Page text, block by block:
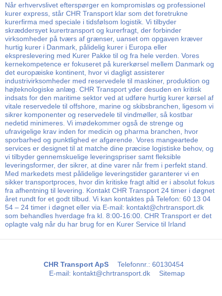
Når erhvervslivet efterspørger en kompromisløs og professionel
kurer express, står CHR Transport klar som det foretrukne
kurerfirma med speciale i tidsfølsom logistik. Vi tilbyder
skræddersyet kurertransport og kurerfragt, der forbinder
virksomheder på tværs af grænser, uanset om opgaven kræver
hurtig kurer i Danmark, pålidelig kurer i Europa eller
ekspreslevering med Kurer Pakke til og fra hele verden. Vores
kernekompetence er fokuseret på kurerkørsel mellem Danmark og
det europæiske kontinent, hvor vi dagligt assisterer
industrivirksomheder med reservedele til maskiner, produktion og
højteknologiske anlæg. CHR Transport yder desuden en kritisk
indsats for den maritime sektor ved at udføre hurtig kurer kørsel af
vitale reservedele til offshore, marine og skibsbranchen, ligesom vi
sikrer komponenter og reservedele til vindmøller, så kostbar
nedetid minimeres. Vi imødekommer også de strenge og
ufravigelige krav inden for medicin og pharma branchen, hvor
sporbarhed og punktlighed er afgørende. Vores mangeartede
services er designet til at matche dine præcise logistiske behov, og
vi tilbyder gennemskuelige leveringspriser samt fleksible
leveringsformer, der sikrer, at dine varer når frem i perfekt stand.
Med markedets mest pålidelige leveringstider garanterer vi en
sikker transportproces, hvor din kritiske fragt altid er i absolut fokus
fra afhentning til levering. Kontakt CHR Transport 24 timer i døgnet
året rundt for et godt tilbud. Vi kan kontaktes på Telefon: 60 13 04
54 – 24 timer i døgnet eller via E-mail: kontakt@chrtransport.dk
som behandles hverdage fra kl. 8:00-16:00. CHR Transport er det
oplagte valg når du har brug for en Kurer Service til Irland
CHR Transport ApS Telefonnr.: 60130454
E-mail: kontakt@chrtransport.dk Sitemap